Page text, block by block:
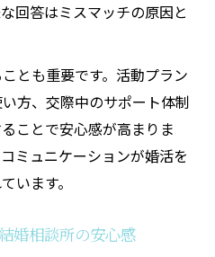
回答はミスマッチの原因と
とも重要です。活動プラン
方、交際中のサポート体制
ことで安心感が高まりま
ミュニケーションが婚活を
います。
婚相談所の安心感